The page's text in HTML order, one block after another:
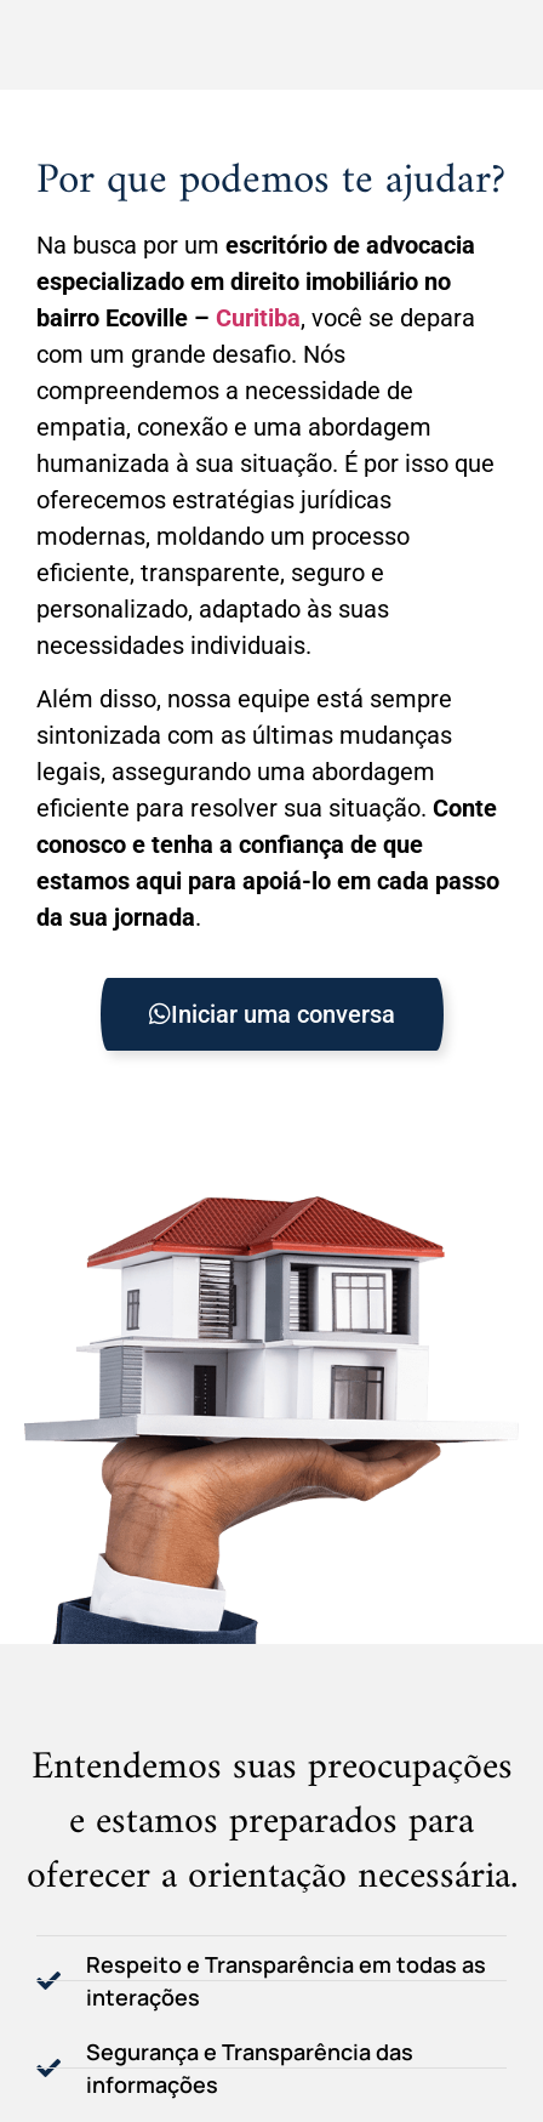
Por que podemos te ajudar?
Na busca por um escritório de advocacia
especializado em direito imobiliário no
bairro Ecoville – Curitiba, você se depara
com um grande desafio. Nós
compreendemos a necessidade de
empatia, conexão e uma abordagem
humanizada à sua situação. É por isso que
oferecemos estratégias jurídicas
modernas, moldando um processo
eficiente, transparente, seguro e
personalizado, adaptado às suas
necessidades individuais.
Além disso, nossa equipe está sempre
sintonizada com as últimas mudanças
legais, assegurando uma abordagem
eficiente para resolver sua situação. Conte
conosco e tenha a confiança de que
estamos aqui para apoiá-lo em cada passo
da sua jornada.
Iniciar uma conversa
Entendemos suas preocupações
e estamos preparados para
oferecer a orientação necessária.
Respeito e Transparência em todas as
interações
Segurança e Transparência das
informações